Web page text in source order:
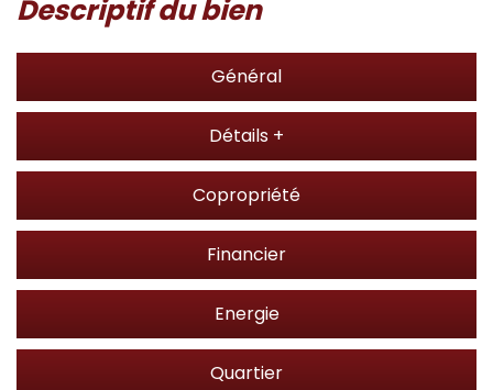
descriptif du bien
Général
Détails +
Copropriété
Financier
Energie
Quartier